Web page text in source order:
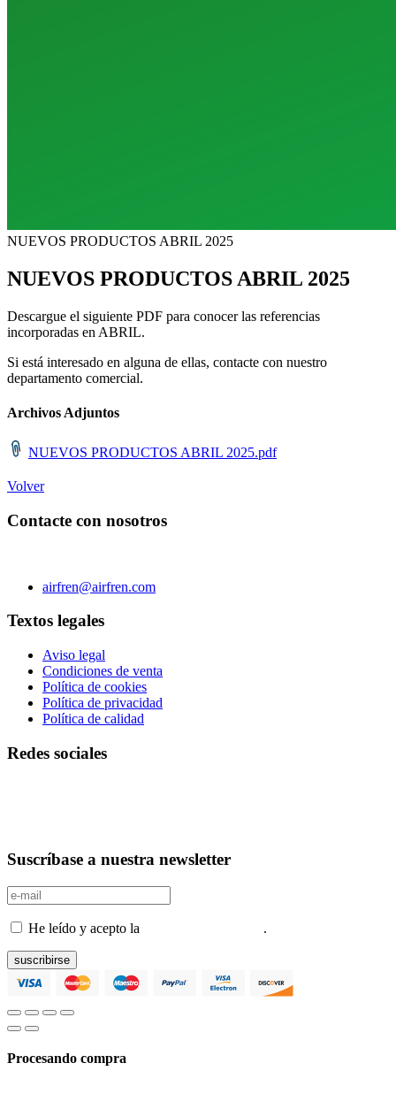
NUEVOS PRODUCTOS ABRIL 2025
NUEVOS PRODUCTOS ABRIL 2025
Descargue el siguiente PDF para conocer las referencias
incorporadas en ABRIL.
Si está interesado en alguna de ellas, contacte con nuestro
departamento comercial.
Archivos Adjuntos
NUEVOS PRODUCTOS ABRIL 2025.pdf
Volver
Contacte con nosotros
airfren@airfren.com
Textos legales
Aviso legal
Condiciones de venta
Política de cookies
Política de privacidad
Política de calidad
Redes sociales
Suscríbase a nuestra newsletter
He leído y acepto la .
suscribirse
Procesando compra